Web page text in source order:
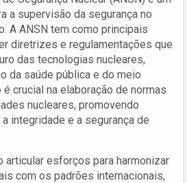
a supervisão da segurança no
A ANSN tem como principais
diretrizes e regulamentações que
das tecnologias nucleares,
da saúde pública e do meio
é crucial na elaboração de normas
nucleares, promovendo
integridade e a segurança de
articular esforços para harmonizar
com os padrões internacionais,